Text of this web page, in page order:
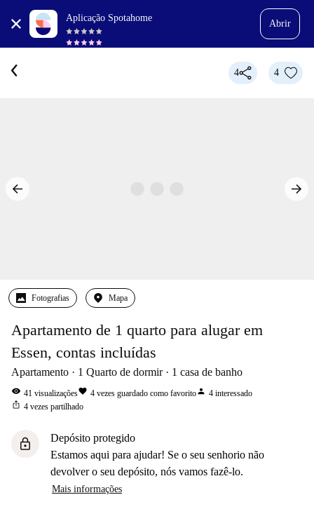
Aplicação Spotahome
Abrir
4 4
Fotografias Mapa
Apartamento de 1 quarto para alugar em
Essen, contas incluídas
Apartamento 1 Quarto de dormir 1 casa de banho
visibility 41 visualizaçõesfavorite 4 vezes guardado como favoritoperson 4 interessado
ios_share 4 vezes partilhado
lock
Depósito protegido
Estamos aqui para ajudar! Se o seu senhorio não
devolver o seu depósito, nós vamos fazê-lo.
Mais informações